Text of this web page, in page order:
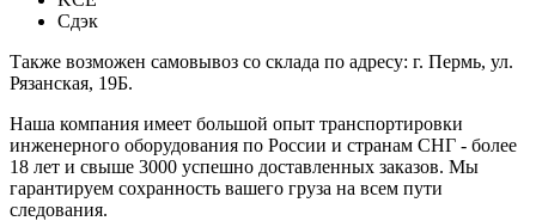
Сдэк
Также возможен самовывоз со склада по адресу: г. Пермь, ул.
Рязанская, 19Б.
Наша компания имеет большой опыт транспортировки
инженерного оборудования по России и странам СНГ - более
18 лет и свыше 3000 успешно доставленных заказов. Мы
гарантируем сохранность вашего груза на всем пути
следования.